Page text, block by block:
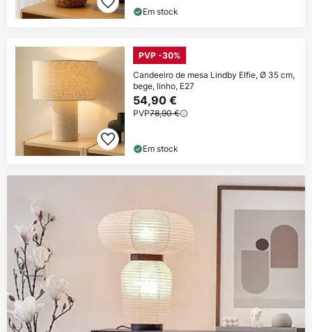
Em stock
PVP -30%
Candeeiro de mesa Lindby Elfie, Ø 35 cm,
bege, linho, E27
54,90 €
PVP78,90 €
Em stock